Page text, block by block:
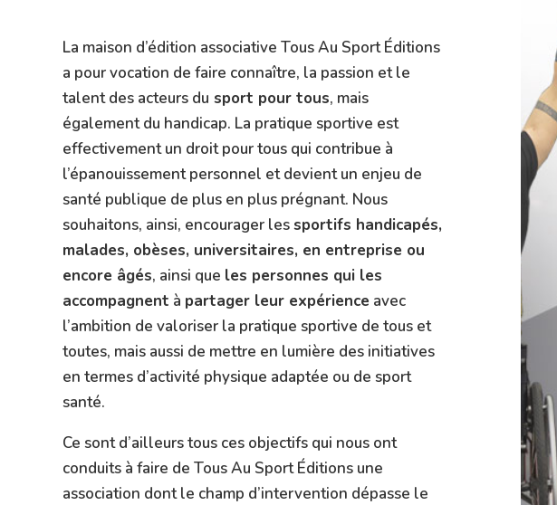
La maison d’édition associative Tous Au Sport Éditions
a pour vocation de faire connaître, la passion et le
talent des acteurs du sport pour tous, mais
également du handicap. La pratique sportive est
effectivement un droit pour tous qui contribue à
l’épanouissement personnel et devient un enjeu de
santé publique de plus en plus prégnant. Nous
souhaitons, ainsi, encourager lessportifs handicapés,
malades, obèses, universitaires, en entreprise ou
encore âgés, ainsi que les personnes qui les
accompagnent à partager leur expérience avec
l’ambition de valoriser la pratique sportive de tous et
toutes, mais aussi de mettre en lumière des initiatives
en termes d’activité physique adaptée ou de sport
santé.
Ce sont d’ailleurs tous ces objectifs qui nous ont
conduits à faire de Tous Au Sport Éditions une
association dont le champ d’intervention dépasse le